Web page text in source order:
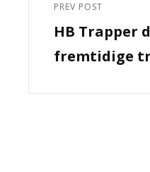
Previous
Post
PREV POST
HB Trapper
fremtidige